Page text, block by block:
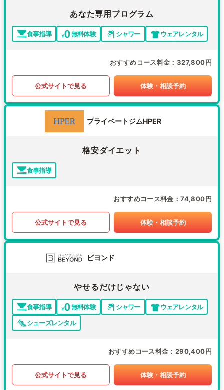
あなた専用プログラム
食事指導 無料体験 シャワー ウェアレンタル
おすすめコース料金 327,800円
公式サイトで見る 体験・相談予約
プライベートジムHPER
格安ダイエット
食事指導
おすすめコース料金 74,800円
公式サイトで見る 体験・相談予約
ビヨンド
やせるだけじゃない
食事指導 無料体験 シャワー
ウェアレンタル
シューズレンタル
おすすめコース料金 290,400円
公式サイトで見る 体験・相談予約